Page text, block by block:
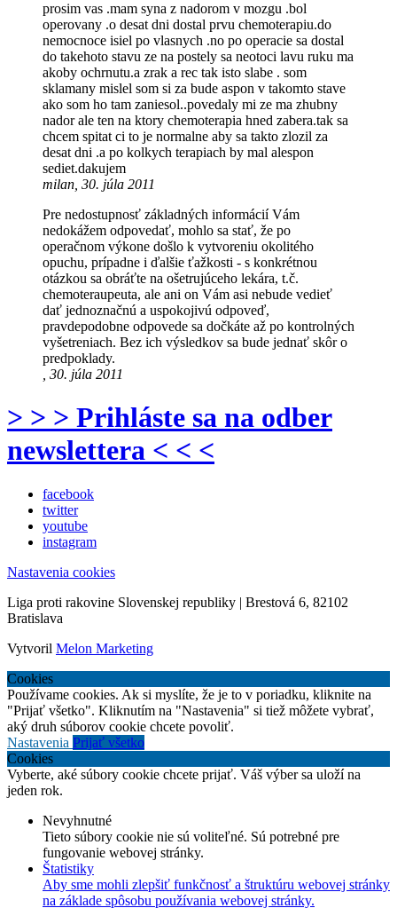
prosim vas .mam syna z nadorom v mozgu .bol
operovany .o desat dni dostal prvu chemoterapiu.do
nemocnoce isiel po vlasnych .no po operacie sa dostal
do takehoto stavu ze na postely sa neotoci lavu ruku ma
akoby ochrnutu.a zrak a rec tak isto slabe . som
sklamany mislel som si za bude aspon v takomto stave
ako som ho tam zaniesol..povedaly mi ze ma zhubny
nador ale ten na ktory chemoterapia hned zabera.tak sa
chcem spitat ci to je normalne aby sa takto zlozil za
desat dni .a po kolkych terapiach by mal alespon
sediet.dakujem
milan, 30. júla 2011
Pre nedostupnosť základných informácií Vám
nedokážem odpovedať, mohlo sa stať, že po
operačnom výkone došlo k vytvoreniu okolitého
opuchu, prípadne i ďalšie ťažkosti - s konkrétnou
otázkou sa obráťte na ošetrujúceho lekára, t.č.
chemoteraupeuta, ale ani on Vám asi nebude vedieť
dať jednoznačnú a uspokojivú odpoveď,
pravdepodobne odpovede sa dočkáte až po kontrolných
vyšetreniach. Bez ich výsledkov sa bude jednať skôr o
predpoklady.
, 30. júla 2011
> > > Prihláste sa na odber
newslettera < < <
facebook
twitter
youtube
instagram
Nastavenia cookies
Liga proti rakovine Slovenskej republiky | Brestová 6, 82102
Bratislava
Vytvoril Melon Marketing
Cookies
Používame cookies. Ak si myslíte, že je to v poriadku, kliknite na
"Prijať všetko". Kliknutím na "Nastavenia" si tiež môžete vybrať,
aký druh súborov cookie chcete povoliť.
Nastavenia Prijať všetko
Cookies
Vyberte, aké súbory cookie chcete prijať. Váš výber sa uloží na
jeden rok.
Nevyhnutné
Tieto súbory cookie nie sú voliteľné. Sú potrebné pre
fungovanie webovej stránky.
Štatistiky
Aby sme mohli zlepšiť funkčnosť a štruktúru webovej stránky
na základe spôsobu používania webovej stránky.